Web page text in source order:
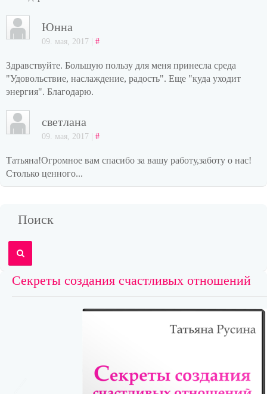
Юнна
09. мая, 2017 | #
Здравствуйте. Большую пользу для меня принесла среда
"Удовольствие, наслаждение, радость". Еще "куда уходит
энергия". Благодарю.
светлана
09. мая, 2017 | #
Татьяна!Огромное вам спасибо за вашу работу,заботу о нас!
Столько ценного...
Поиск
Секреты создания счастливых отношений